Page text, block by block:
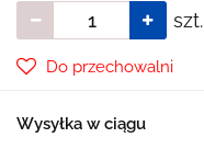
szt.
Do przechowalni
Wysyłka w ciągu